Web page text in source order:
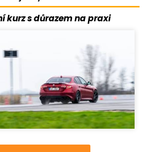
kurz s důrazem na praxi